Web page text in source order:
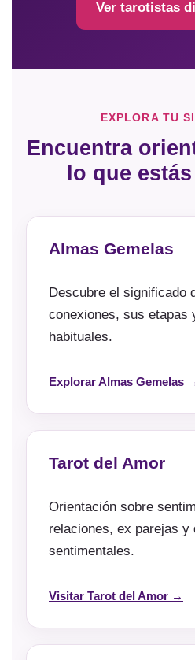
Ver tarotistas
EXPLORA TU
Encuentra
lo que
Almas Gemelas
Descubre el significado
conexiones, sus etapas
habituales.
Explorar Almas Gemelas
Tarot del Amor
Orientación sobre
relaciones, ex parejas y
sentimentales.
Visitar Tarot del Amor →